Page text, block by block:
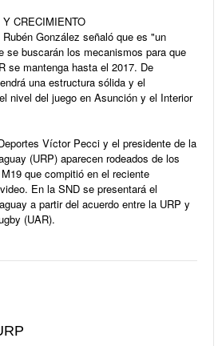
CRECIMIENTO
González señaló que es "un
se buscarán los mecanismos para que
se mantenga hasta el 2017. De
una estructura sólida y el
nivel del juego en Asunción y el Interior
Víctor Pecci y el presidente de la
(URP) aparecen rodeados de los
que compitió en el reciente
En la SND se presentará el
a partir del acuerdo entre la URP y
(UAR).